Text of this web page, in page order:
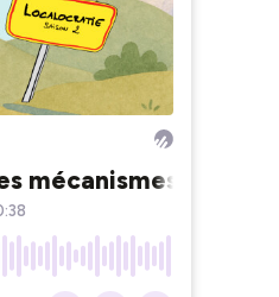
mécanismes